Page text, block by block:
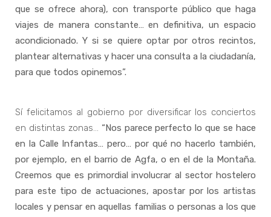
que se ofrece ahora), con transporte público que haga
viajes de manera constante… en definitiva, un espacio
acondicionado. Y si se quiere optar por otros recintos,
plantear alternativas y hacer una consulta a la ciudadanía,
para que todos opinemos”.
Sí felicitamos al gobierno por diversificar los conciertos
en distintas zonas… “Nos parece perfecto lo que se hace
en la Calle Infantas… pero… por qué no hacerlo también,
por ejemplo, en el barrio de Agfa, o en el de la Montaña.
Creemos que es primordial involucrar al sector hostelero
para este tipo de actuaciones, apostar por los artistas
locales y pensar en aquellas familias o personas a los que